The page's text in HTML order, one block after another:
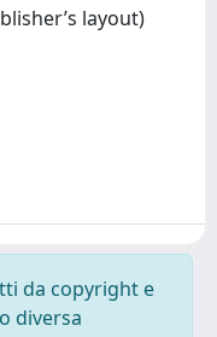
layout)
da copyright e
diversa